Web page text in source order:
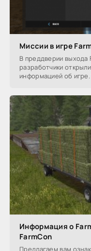
Миссии в игре
В преддверии выхода
разработчики
информацией об
Информация о
FarmCon
Предлагаем вам